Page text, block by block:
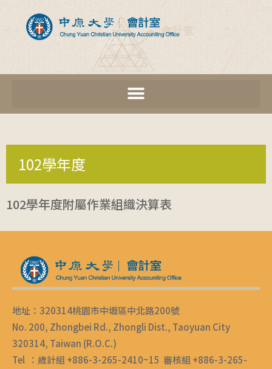
102學年度
102學年度附屬作業組織決算表
地址：320314桃園市中壢區中北路200號
No. 200, Zhongbei Rd., Zhongli Dist., Taoyuan City
320314, Taiwan (R.O.C.)
Tel ：歲計組 +886-3-265-2410~15 審核組 +886-3-265-